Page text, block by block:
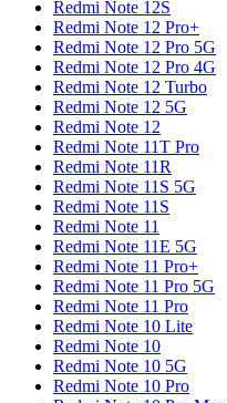
Redmi Note 12S
Redmi Note 12 Pro+
Redmi Note 12 Pro 5G
Redmi Note 12 Pro 4G
Redmi Note 12 Turbo
Redmi Note 12 5G
Redmi Note 12
Redmi Note 11T Pro
Redmi Note 11R
Redmi Note 11S 5G
Redmi Note 11S
Redmi Note 11
Redmi Note 11E 5G
Redmi Note 11 Pro+
Redmi Note 11 Pro 5G
Redmi Note 11 Pro
Redmi Note 10 Lite
Redmi Note 10
Redmi Note 10 5G
Redmi Note 10 Pro